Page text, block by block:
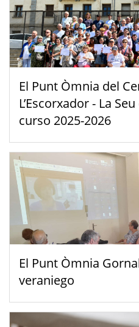
El Punt Òmnia del
L’Escorxador - La
curso 2025-2026
El Punt Òmnia
veraniego